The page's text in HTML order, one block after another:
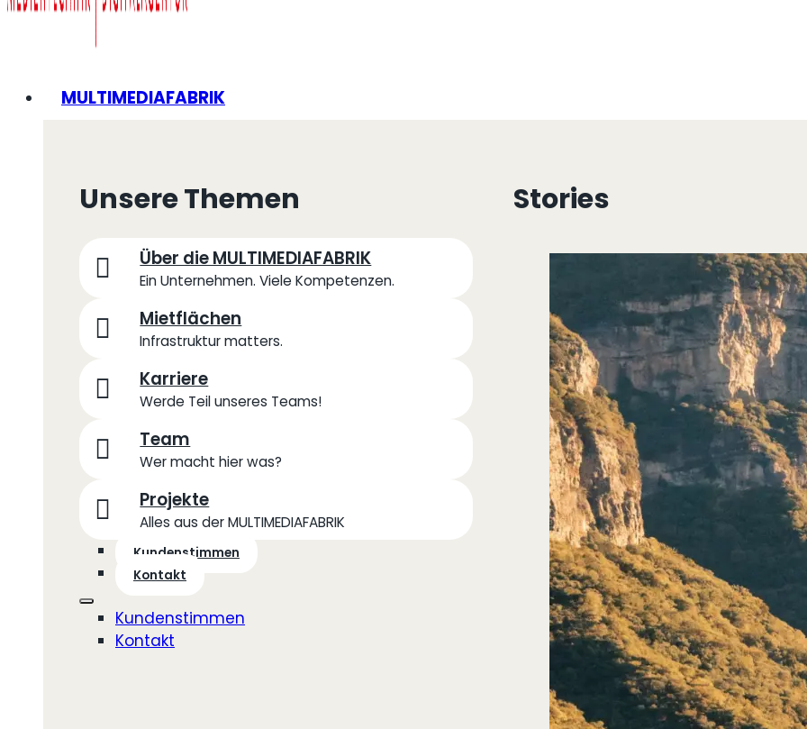
MULTIMEDIAFABRIK
Unsere Themen
Über die MULTIMEDIAFABRIK
Ein Unternehmen. Viele Kompetenzen.
Mietflächen
Infrastruktur matters.
Karriere
Werde Teil unseres Teams!
Team
Wer macht hier was?
Projekte
Alles aus der MULTIMEDIAFABRIK
Kundenstimmen
Kontakt
Kundenstimmen
Kontakt
Stories